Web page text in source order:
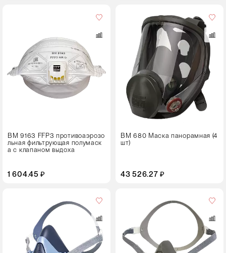
ВМ 9163 FFP3 противоаэрозо
льная фильтрующая полумаск
а с клапаном выдоха
1 604.45 ₽
ВМ 680 Маска панорамная (4
шт)
43 526.27 ₽
4 штуки
Размер
8 штук
Размер